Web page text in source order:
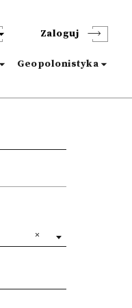
Zaloguj
Geopolonistyka